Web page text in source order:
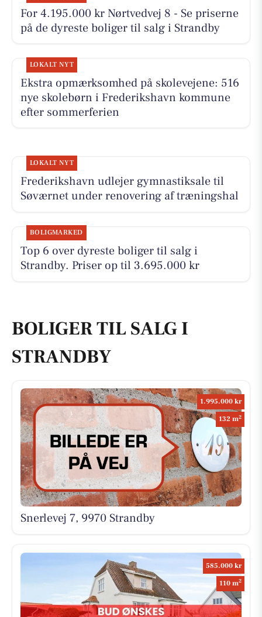
For 4.195.000 kr Nørtvedvej 8 - Se priserne
på de dyreste boliger til salg i Strandby
LOKALT NYT
Ekstra opmærksomhed på skolevejene: 516
nye skolebørn i Frederikshavn kommune
efter sommerferien
LOKALT NYT
Frederikshavn udlejer gymnastiksale til
Søværnet under renovering af træningshal
BOLIGMARKED
Top 6 over dyreste boliger til salg i
Strandby. Priser op til 3.695.000 kr
BOLIGER TIL SALG I
STRANDBY
1.995.000 kr
132 m2
Snerlevej 7, 9970 Strandby
585.000 kr
110 m2